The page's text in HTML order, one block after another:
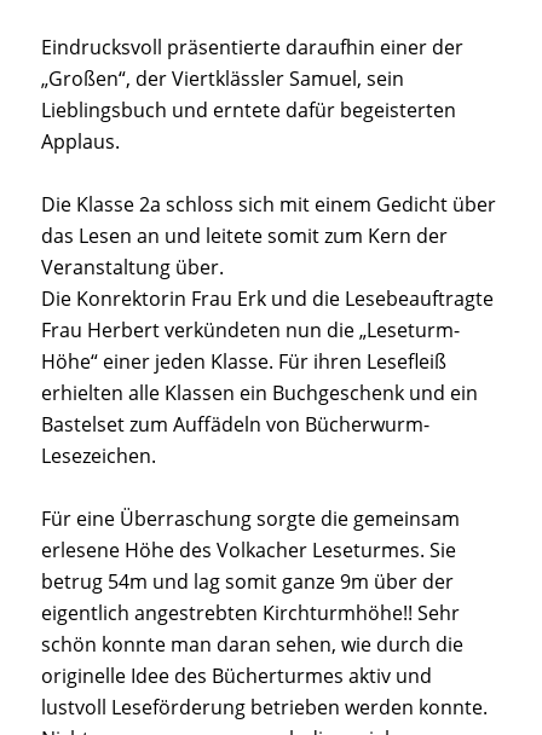
Eindrucksvoll präsentierte daraufhin einer der
„Großen“, der Viertklässler Samuel, sein
Lieblingsbuch und erntete dafür begeisterten
Applaus.
Die Klasse 2a schloss sich mit einem Gedicht über
das Lesen an und leitete somit zum Kern der
Veranstaltung über.
Die Konrektorin Frau Erk und die Lesebeauftragte
Frau Herbert verkündeten nun die „Leseturm-
Höhe“ einer jeden Klasse. Für ihren Lesefleiß
erhielten alle Klassen ein Buchgeschenk und ein
Bastelset zum Auffädeln von Bücherwurm-
Lesezeichen.
Für eine Überraschung sorgte die gemeinsam
erlesene Höhe des Volkacher Leseturmes. Sie
betrug 54m und lag somit ganze 9m über der
eigentlich angestrebten Kirchturmhöhe!! Sehr
schön konnte man daran sehen, wie durch die
originelle Idee des Bücherturmes aktiv und
lustvoll Leseförderung betrieben werden konnte.